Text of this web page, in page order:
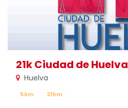
21k Ciudad de Huelva
Huelva
5km 21km